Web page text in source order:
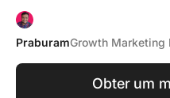
PraburamGrowth Marketing
Obter um